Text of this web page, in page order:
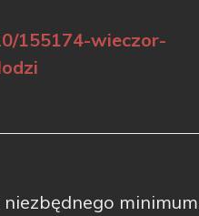
155174-wieczor-